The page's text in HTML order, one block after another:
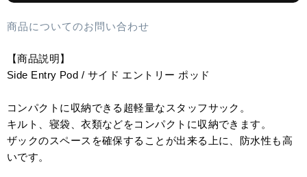
商品についてのお問い合わせ
【商品説明】
Side Entry Pod / サイド エントリー ポッド
コンパクトに収納できる超軽量なスタッフサック。
キルト、寝袋、衣類などをコンパクトに収納できます。
ザックのスペースを確保することが出来る上に、防水性も高
いです。